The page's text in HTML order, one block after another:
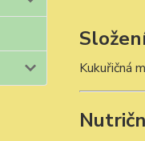
Kukuřičná